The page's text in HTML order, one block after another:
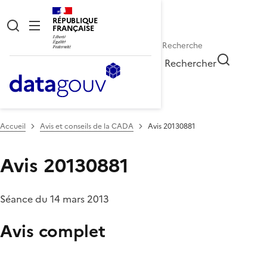
RÉPUBLIQUE
FRANÇAISE
Rechercher
Accueil Avis et conseils de la CADA Avis 20130881
Avis 20130881
Séance du 14 mars 2013
Avis complet